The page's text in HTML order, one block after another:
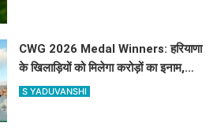
CWG 2026 Medal Winners: हरियाणा
के खिलाड़ियों को मिलेगा करोड़ों का इनाम,
सरकार ने किया बड़ा एलान
S YADUVANSHI